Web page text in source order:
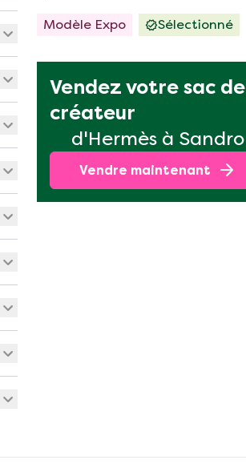
Modèle Expo Sélectionné
Vendez votre sac de
créateur
d'Hermès à Sandro
Vendre maintenant